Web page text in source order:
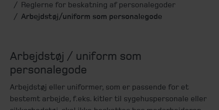
Reglerne for beskatning af personalegoder
Arbejdstøj/uniform som personalegode
Arbejdstøj / uniform som
personalegode
Arbejdstøj eller uniformer, som er passende for et
bestemt arbejde, f.eks. kitler til sygehuspersonale eller